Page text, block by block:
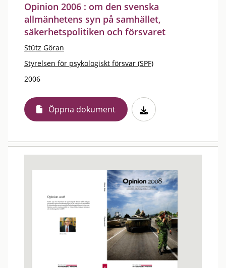
Opinion 2006 : om den svenska
allmänhetens syn på samhället,
säkerhetspolitiken och försvaret
Stütz Göran
Styrelsen för psykologiskt försvar (SPF)
2006
Öppna dokument